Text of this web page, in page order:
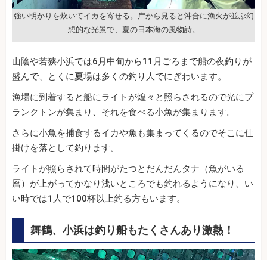
強い明かりを炊いてイカを寄せる。岸から見ると沖合に漁火が並ぶ幻
想的な光景で、夏の日本海の風物詩。
山陰や若狭小浜では6月中旬から11月ごろまで船の夜釣りが
盛んで、とくに夏場は多くの釣り人でにぎわいます。
漁場に到着すると船にライトが煌々と照らされるので光にプ
ランクトンが集まり、それを食べる小魚が集まります。
さらに小魚を捕食するイカや魚も集まってくるのでそこに仕
掛けを落として釣ります。
ライトが照らされて時間がたつとだんだんタナ（魚がいる
層）が上がってかなり浅いところでも釣れるようになり、い
い時では1人で100杯以上釣る方もいます。
舞鶴、小浜は釣り船もたくさんあり激熱！